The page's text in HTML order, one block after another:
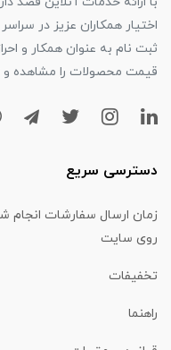
اختیار همکاران عزیز در
قیمت محصولات را مشاهده و
دسترسی سریع
زمان ارسال سفارشات انجام
روی سایت
تخفیفات
راهنما